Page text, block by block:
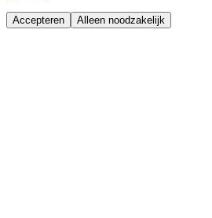
Accepteren Alleen noodzakelijk